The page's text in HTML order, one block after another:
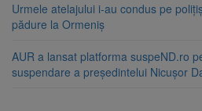
Urmele atelajului i-au condus pe
pădure la Ormeniș
AUR a lansat platforma suspeND.ro
suspendare a președintelui Nicușor